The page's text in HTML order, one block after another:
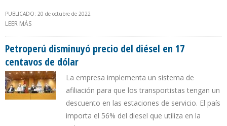
PUBLICADO: 20 de octubre de 2022
LEER MÁS
Petroperú disminuyó precio del diésel en 17
centavos de dólar
La empresa implementa un sistema de
afiliación para que los transportistas tengan un
descuento en las estaciones de servicio. El país
importa el 56% del diesel que utiliza en la